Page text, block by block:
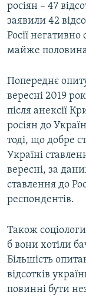
росіян – 47
заявили 42
Росії негативно
майже
Попереднє
вересні 2019
після анексії
росіян до
тоді, що добре
Україні
вересні, за
ставлення до
респондентів.
Також
б вони хотіли
Більшість
відсотків
повинні бути